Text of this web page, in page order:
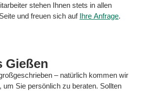
stehen Ihnen stets in allen
und freuen sich auf Ihre Anfrage.
Gießen
– natürlich kommen wir
um Sie persönlich zu beraten. Sollten